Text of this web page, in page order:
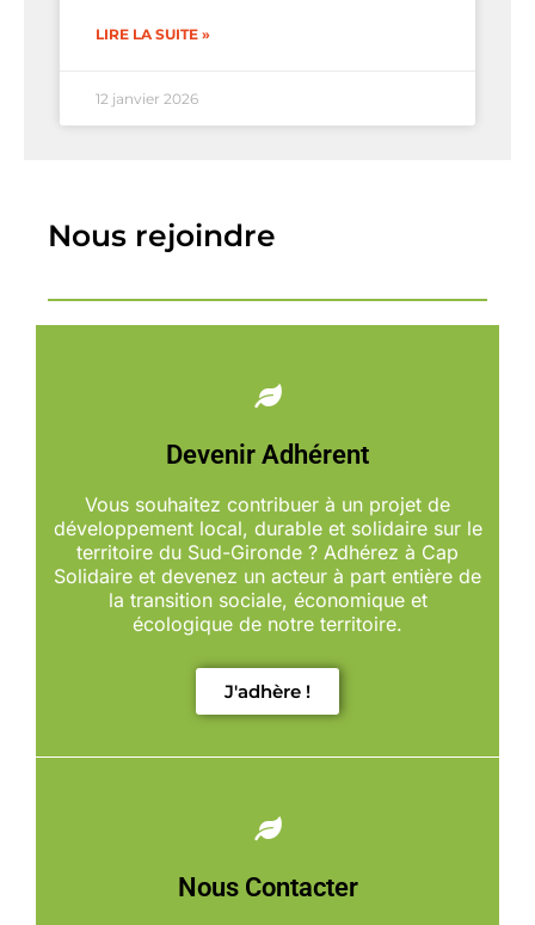
LIRE LA SUITE »
12 janvier 2026
Nous rejoindre
Devenir Adhérent
Vous souhaitez contribuer à un projet de
développement local, durable et solidaire sur le
territoire du Sud-Gironde ? Adhérez à Cap
Solidaire et devenez un acteur à part entière de
la transition sociale, économique et
écologique de notre territoire.
J'adhère !
Nous Contacter